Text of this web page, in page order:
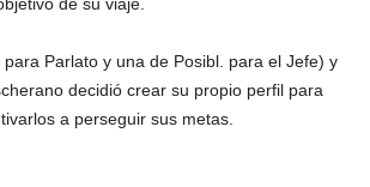
Parlato y una de Posibl. para el Jefe) y
decidió crear su propio perfil para
a perseguir sus metas.